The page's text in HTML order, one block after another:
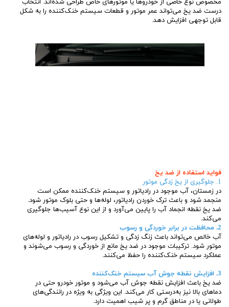
مخصوص نوع خاصی از خودروها یا موتورهای خاص طراحی شده‌اند. انتخاب
درست ضد یخ می‌تواند عمر موتور و قطعات سیستم خنک‌کننده را به شکل
قابل توجهی افزایش دهد.
فواید استفاده از ضد یخ
1. جلوگیری از یخ زدگی موتور
در زمستان، آب موجود در رادیاتور و سیستم خنک‌کننده ممکن است
منجمد شود و باعث ترک خوردن رادیاتور، لوله‌ها و حتی بلوک موتور شود.
ضد یخ نقطه انجماد آب را پایین می‌آورد و از این نوع آسیب‌ها جلوگیری
می‌کند.
2. محافظت در برابر خوردگی و رسوب
آب خالص می‌تواند باعث زنگ زدگی و تشکیل رسوب در رادیاتور و لوله‌های
موتور شود. ترکیبات موجود در ضد یخ مانع از خوردگی و رسوب می‌شوند و
عملکرد سیستم خنک‌کننده را حفظ می‌کنند.
3. افزایش نقطه جوش آب سیستم خنک‌کننده
ضد یخ باعث افزایش نقطه جوش آب می‌شود و موتور خودرو حتی در
دماهای بالا نیز به‌درستی کار می‌کند. این ویژگی به ویژه در رانندگی‌های
طولانی یا در مناطق گرم و پر شیب اهمیت دارد.